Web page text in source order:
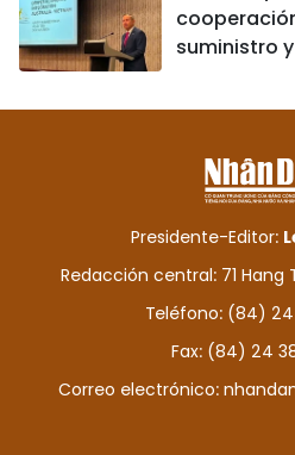
suministro
Presidente-Editor:
Redacción central: 71 Hang
Teléfono: (84)
Fax: (84) 24
Correo electrónico: